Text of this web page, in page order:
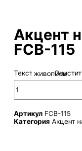
Акцент
FCB-115
Текстура
Артикул FCB-115
Категория Акцент